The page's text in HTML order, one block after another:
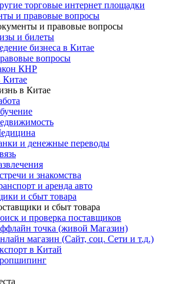
торговые интернет площадки
и правовые вопросы
и правовые вопросы
и билеты
бизнеса в Китае
вопросы
КНР
Китае
в Китае
и денежные переводы
и знакомства
и аренда авто
и сбыт товара
и сбыт товара
и проверка поставщиков
точка (живой Магазин)
магазин (Сайт, соц. Сети и т.д.)
в Китай